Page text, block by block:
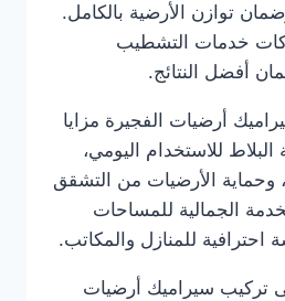
توازن الأرضية بالكامل.
خدمات التشطيب
أفضل النتائج.
أرضيات الفجيرة مزايا
البلاط للاستخدام اليومي،
وحماية الأرضيات من التشقق
الجمالية للمساحات
احترافية للمنازل والمكاتب.
تركيب سيراميك أرضيات